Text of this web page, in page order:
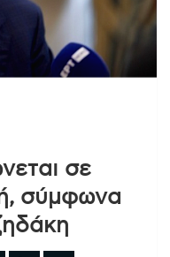
σε
σύμφωνα